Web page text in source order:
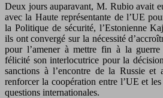
Deux jours auparavant, M. Rubio avait
avec la Haute représentante de l’UE
la Politique de sécurité, l’Estonienne
ils ont convergé sur la nécessité
pour l’amener à mettre fin à la
félicité son interlocutrice pour la
sanctions à l’encontre de la Russie et
renforcer la coopération entre l’UE et
questions internationales.